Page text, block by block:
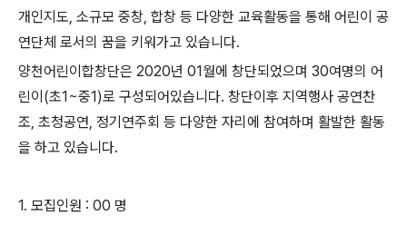
개인지도, 소규모 중창, 합창 등 다양한 교육활동을 통해 어린이 공
연단체 로서의 꿈을 키워가고 있습니다.
양천어린이합창단은 2020년 01월에 창단되었으며 30여명의 어
린이 (초1~중1)로 구성되어있습니다. 창단이후 지역행사 공연찬
조, 초청공연, 정기연주회 등 다양한 자리에 참여하며 활발한 활동
을 하고 있습니다.
1. 모집인원 : 00 명